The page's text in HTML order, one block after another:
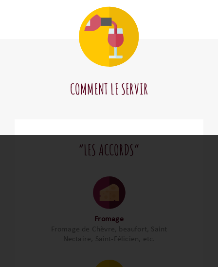
COMMENT LE SERVIR
“LES ACCORDS”
Fromage
Fromage de Chèvre, beaufort, Saint
Nectaire, Saint-Félicien, etc.